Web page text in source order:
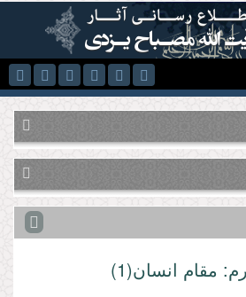
مقام انسان(1)